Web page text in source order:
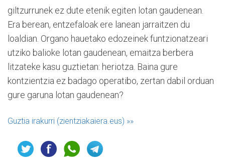
giltzurrunek ez dute etenik egiten lotan gaudenean.
Era berean, entzefaloak ere lanean jarraitzen du
loaldian. Organo hauetako edozeinek funtzionatzeari
utziko balioke lotan gaudenean, emaitza berbera
litzateke kasu guztietan: heriotza. Baina gure
kontzientzia ez badago operatibo, zertan dabil orduan
gure garuna lotan gaudenean?
Guztia irakurri (zientziakaiera.eus) »»